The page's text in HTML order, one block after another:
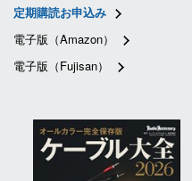
定期購読お申込み
電子版（Amazon）
電子版（Fujisan）